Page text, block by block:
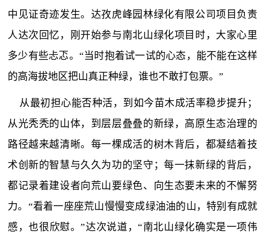
中见证奇迹发生。达孜虎峰园林绿化有限公司项目负责
人达次回忆，刚开始参与南北山绿化项目时，大家心里
多少有些忐忑。“当时抱着试一试的心态，能不能在这样
的高海拔地区把山真正种绿，谁也不敢打包票。”
从最初担心能否种活，到如今苗木成活率稳步提升；
从光秃秃的山体，到层层叠叠的新绿，高原生态治理的
路径越来越清晰。每一棵成活的树木背后，都凝结着技
术创新的智慧与久久为功的坚守；每一抹新绿的背后，
都记录着建设者向荒山要绿色、向生态要未来的不懈努
力。“看着一座座荒山慢慢变成绿油油的山，特别有成就
感，也很欣慰。”达次说道，“南北山绿化确实是一项伟